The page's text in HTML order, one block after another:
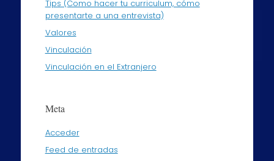
Tips (Como hacer tu curriculum, cómo
presentarte a una entrevista)
Valores
Vinculación
Vinculación en el Extranjero
Meta
Acceder
Feed de entradas